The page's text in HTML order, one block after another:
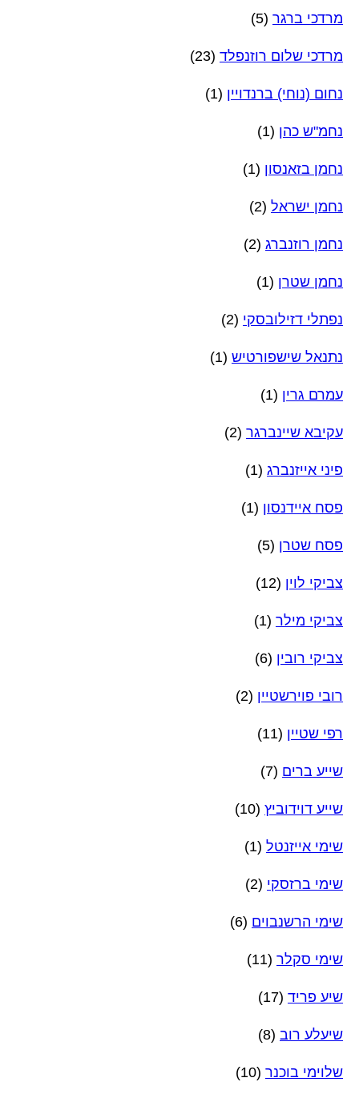
מרדכי ברגר (5)
מרדכי שלום רוזנפלד (23)
נחום (נוחי) ברנדויין (1)
נחמ"ש כהן (1)
נחמן בזאנסון (1)
נחמן ישראל (2)
נחמן רוזנברג (2)
נחמן שטרן (1)
נפתלי דזילובסקי (2)
נתנאל שישפורטיש (1)
עמרם גרין (1)
עקיבא שיינברגר (2)
פיני אייזנברג (1)
פסח איידנסון (1)
פסח שטרן (5)
צביקי לוין (12)
צביקי מילר (1)
צביקי רובין (6)
רובי פוירשטיין (2)
רפי שטיין (11)
שייע ברים (7)
שייע דוידוביץ (10)
שימי אייזנטל (1)
שימי ברזסקי (2)
שימי הרשנבוים (6)
שימי סקלר (11)
שיע פריד (17)
שיעלע רוב (8)
שלוימי בוכנר (10)